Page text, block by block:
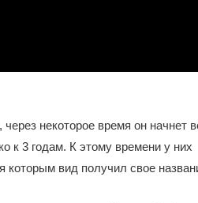
некоторое время он начнет
к 3 годам. К этому времени у них
которым вид получил свое